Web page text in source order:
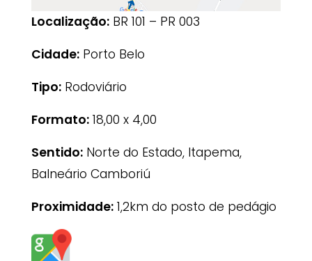
Localização: BR 101 – PR 003
Cidade: Porto Belo
Tipo: Rodoviário
Formato: 18,00 x 4,00
Sentido: Norte do Estado, Itapema,
Balneário Camboriú
Proximidade: 1,2km do posto de pedágio